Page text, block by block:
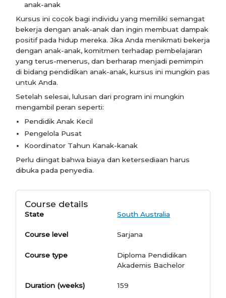
anak-anak
Kursus ini cocok bagi individu yang memiliki semangat
bekerja dengan anak-anak dan ingin membuat dampak
positif pada hidup mereka. Jika Anda menikmati bekerja
dengan anak-anak, komitmen terhadap pembelajaran
yang terus-menerus, dan berharap menjadi pemimpin
di bidang pendidikan anak-anak, kursus ini mungkin pas
untuk Anda.
Setelah selesai, lulusan dari program ini mungkin
mengambil peran seperti:
Pendidik Anak Kecil
Pengelola Pusat
Koordinator Tahun Kanak-kanak
Perlu diingat bahwa biaya dan ketersediaan harus
dibuka pada penyedia.
Course details
State South Australia
Course level Sarjana
Course type
Diploma Pendidikan
Akademis Bachelor
Duration (weeks) 159